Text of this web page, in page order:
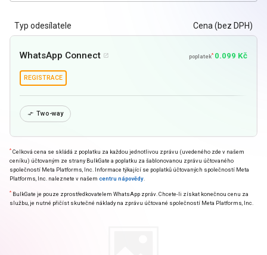
Typ odesílatele Cena (bez DPH)
WhatsApp Connect  poplatek* 0.099 Kč
REGISTRACE
 Two-way
* Celková cena se skládá z poplatku za každou jednotlivou zprávu (uvedeného zde v našem
ceníku) účtovaným ze strany BulkGate a poplatku za šablonovanou zprávu účtovaného
společností Meta Platforms, Inc. Informace týkající se poplatků účtovaných společností Meta
Platforms, Inc. naleznete v našem centru nápovědy.
* BulkGate je pouze zprostředkovatelem WhatsApp zpráv. Chcete-li získat konečnou cenu za
službu, je nutné přičíst skutečné náklady na zprávu účtované společností Meta Platforms, Inc.